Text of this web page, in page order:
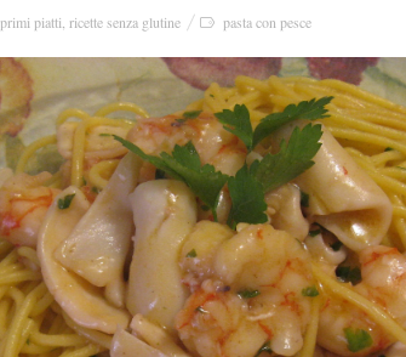
primi piatti ricette senza glutine pasta con pesce